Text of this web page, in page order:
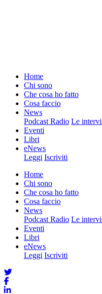
Home
Chi sono
Che cosa ho fatto
Cosa faccio
News
Podcast Radio Le
Eventi
Libri
eNews
Leggi Iscriviti
Home
Chi sono
Che cosa ho fatto
Cosa faccio
News
Podcast Radio Le
Eventi
Libri
eNews
Leggi Iscriviti